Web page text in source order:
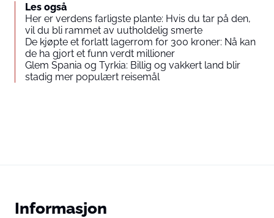
Les også
Her er verdens farligste plante: Hvis du tar på den,
vil du bli rammet av uutholdelig smerte
De kjøpte et forlatt lagerrom for 300 kroner: Nå kan
de ha gjort et funn verdt millioner
Glem Spania og Tyrkia: Billig og vakkert land blir
stadig mer populært reisemål
Informasjon